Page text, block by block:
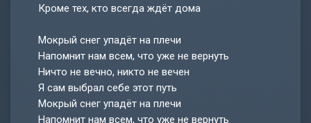
Кроме тех, кто всегда ждёт дома
Мокрый снег упадёт на плечи
Напомнит нам всем, что уже не вернуть
Ничто не вечно, никто не вечен
Я сам выбрал себе этот путь
Мокрый снег упадёт на плечи
Напомнит нам всем, что уже не вернуть